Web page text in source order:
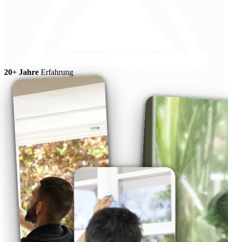
20+ Jahre Erfahrung